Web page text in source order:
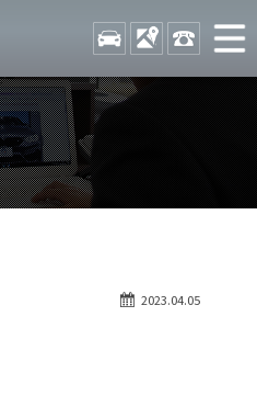
ループ BMW専門 八
STOCK ACCESS 042-
在庫リスト
アクセスマップ
自動車保険2023.04.05